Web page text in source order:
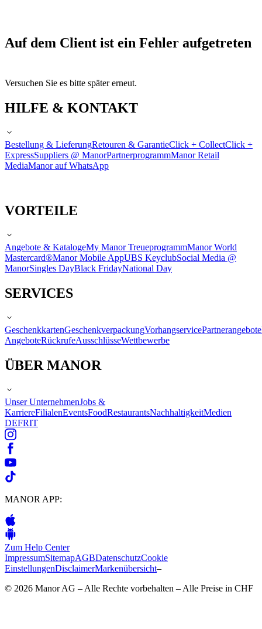
Auf dem Client ist ein Fehler aufgetreten
Versuchen Sie es bitte später erneut.
HILFE & KONTAKT
Bestellung & LieferungRetouren & GarantieClick + CollectClick +
ExpressSuppliers @ ManorPartnerprogrammManor Retail
MediaManor auf WhatsApp
VORTEILE
Angebote & KatalogeMy Manor TreueprogrammManor World
Mastercard®Manor Mobile AppUBS KeyclubSocial Media @
ManorSingles DayBlack FridayNational Day
SERVICES
GeschenkkartenGeschenkverpackungVorhangservicePartnerangebote
AngeboteRückrufeAusschlüsseWettbewerbe
ÜBER MANOR
Unser UnternehmenJobs &
KarriereFilialenEventsFoodRestaurantsNachhaltigkeitMedien
DEFRIT
MANOR APP:
Zum Help Center
ImpressumSitemapAGBDatenschutzCookie
EinstellungenDisclaimerMarkenübersicht–
© 2026 Manor AG – Alle Rechte vorbehalten – Alle Preise in CHF